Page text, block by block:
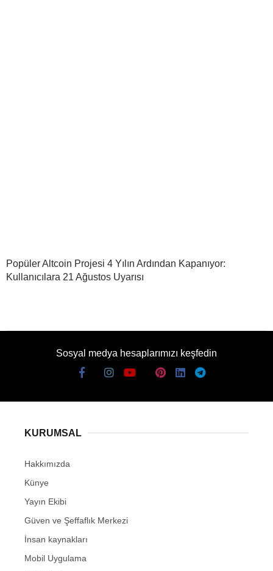
Popüler Altcoin Projesi 4 Yılın Ardından Kapanıyor:
Kullanıcılara 21 Ağustos Uyarısı
Sosyal medya hesaplarımızı keşfedin
KURUMSAL
Hakkımızda
Künye
Yayın Ekibi
Güven ve Şeffaflık Merkezi
İnsan kaynakları
Mobil Uygulama